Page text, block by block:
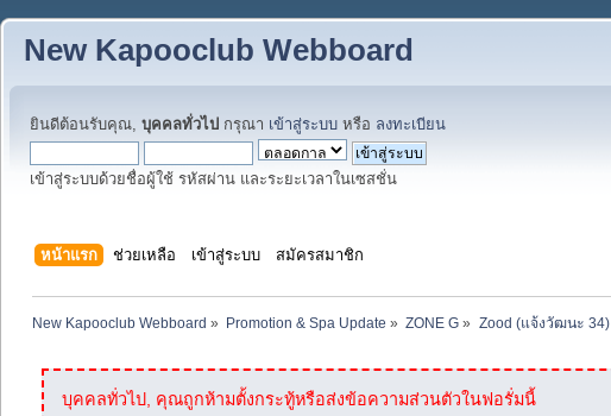
New Kapooclub Webboard
ยินดีต้อนรับคุณ, บุคคลทั่วไป กรุณา เข้าสู่ระบบ หรือ ลงทะเบียน
เข้าสู่ระบบด้วยชื่อผู้ใช้ รหัสผ่าน และระยะเวลาในเซสชั่น
หน้าแรก ช่วยเหลือ เข้าสู่ระบบ สมัครสมาชิก
New Kapooclub Webboard » Promotion & Spa Update » ZONE G » Zood (แจ้งวัฒนะ 34)
บุคคลทั่วไป, คุณถูกห้ามตั้งกระทู้หรือส่งข้อความส่วนตัวในฟอรั่มนี้